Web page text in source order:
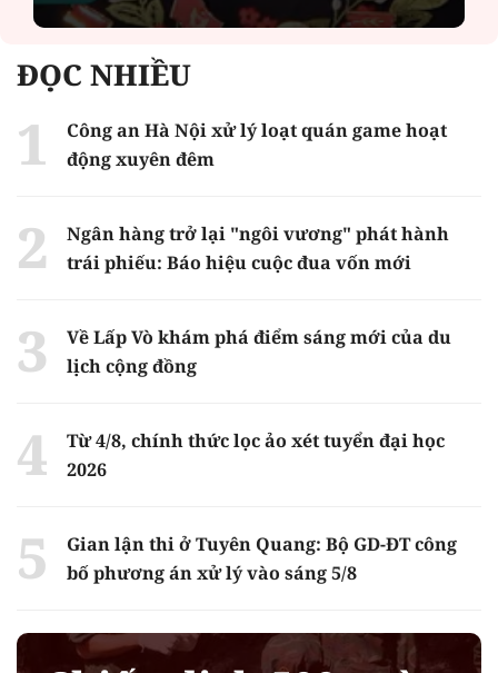
ĐỌC NHIỀU
Công an Hà Nội xử lý loạt quán game hoạt
động xuyên đêm
Ngân hàng trở lại "ngôi vương" phát hành
trái phiếu: Báo hiệu cuộc đua vốn mới
Về Lấp Vò khám phá điểm sáng mới của du
lịch cộng đồng
Từ 4/8, chính thức lọc ảo xét tuyển đại học
2026
Gian lận thi ở Tuyên Quang: Bộ GD-ĐT công
bố phương án xử lý vào sáng 5/8